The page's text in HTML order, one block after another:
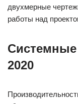
двухмерные
работы над
Системные
2020